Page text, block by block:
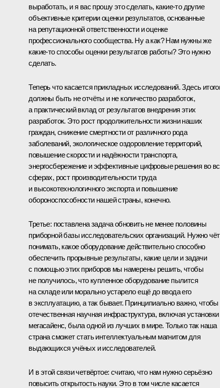
выработать, и я вас прошу это сделать, какие‑то другие
объективные критерии оценки результатов, основанные
на репутационной ответственности и оценке
профессионального сообщества. Ну а как? Нам нужны же
какие‑то способы оценки результатов работы? Это нужно
сделать.
Теперь что касается прикладных исследований. Здесь
должны быть не отчёты и не количество разработок,
а практический вклад от результатов внедрения этих
разработок. Это рост продолжительности жизни наших
граждан, снижение смертности от различного рода
заболеваний, экологическое оздоровление территорий,
повышение скорости и надёжности транспорта,
энергосбережение и эффективные цифровые решения во
сферах, рост производительности труда
и высокотехнологичного экспорта и повышение
обороноспособности нашей страны, конечно.
Третье: поставлена задача обновить не менее половины
приборной базы исследовательских организаций. Нужно
понимать, какое оборудование действительно способно
обеспечить прорывные результаты, какие цели и задачи
с помощью этих приборов мы намерены решить, чтобы
не получилось, что купленное оборудование пылится
на складе или морально устарело ещё до ввода его
в эксплуатацию, а так бывает. Принципиально важно, чтобы
отечественная научная инфраструктура, включая установки
мегасайенс, была одной из лучших в мире. Только так наша
страна сможет стать интеллектуальным магнитом для
выдающихся учёных и исследователей.
И в этой связи четвёртое: считаю, что нам нужно серьёзно
повысить открытость науки. Это в том числе касается